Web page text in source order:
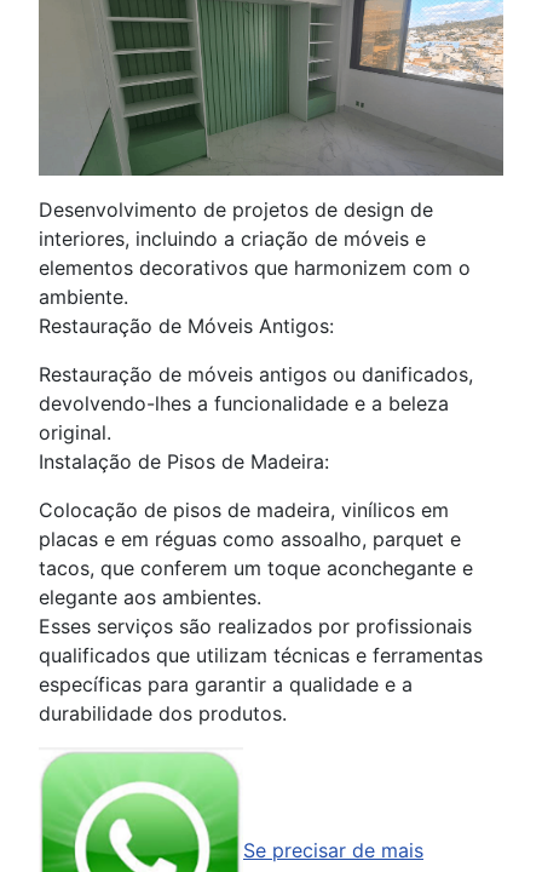
Desenvolvimento de projetos de design de
interiores, incluindo a criação de móveis e
elementos decorativos que harmonizem com o
ambiente.
Restauração de Móveis Antigos:
Restauração de móveis antigos ou danificados,
devolvendo-lhes a funcionalidade e a beleza
original.
Instalação de Pisos de Madeira:
Colocação de pisos de madeira, vinílicos em
placas e em réguas como assoalho, parquet e
tacos, que conferem um toque aconchegante e
elegante aos ambientes.
Esses serviços são realizados por profissionais
qualificados que utilizam técnicas e ferramentas
específicas para garantir a qualidade e a
durabilidade dos produtos.
Se precisar de mais